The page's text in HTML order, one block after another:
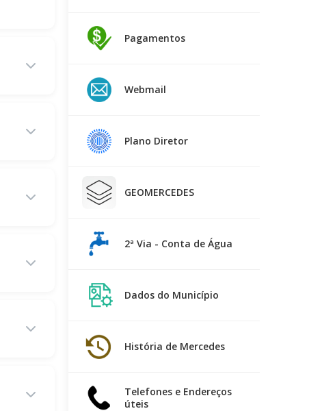
Pagamentos
Webmail
Plano Diretor
GEOMERCEDES
2ª Via - Conta de Água
Dados do Município
História de Mercedes
Telefones e Endereços
úteis